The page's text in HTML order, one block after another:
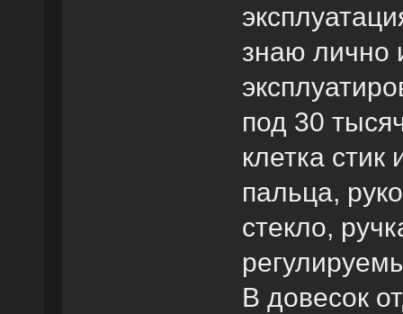
знаю лично
под 30
клетка
пальца,
стекло,
В довесок